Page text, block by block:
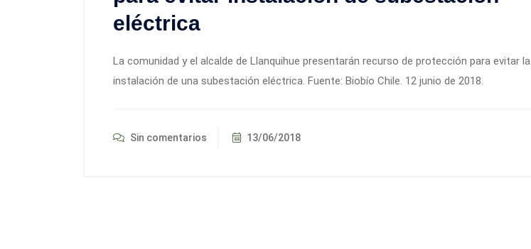
eléctrica
La comunidad y el alcalde de Llanquihue presentarán recurso de protección para evitar la
instalación de una subestación eléctrica. Fuente: Biobío Chile. 12 junio de 2018.
Sin comentarios 13/06/2018